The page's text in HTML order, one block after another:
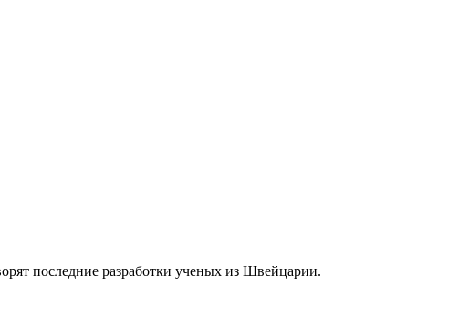
последние разработки ученых из Швейцарии.